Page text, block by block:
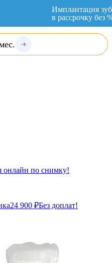
онлайн по снимку!
24 900 ₽Без доплат!
Имплантация
в рассрочку без